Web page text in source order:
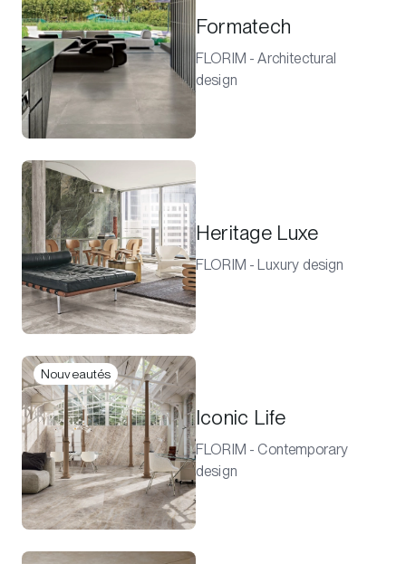
Formatech
FLORIM - Architectural
design
Heritage Luxe
FLORIM - Luxury design
Nouveautés
Iconic Life
FLORIM - Contemporary
design